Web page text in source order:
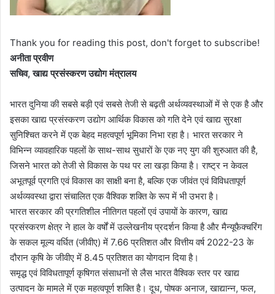
Thank you for reading this post, don't forget to subscribe!
अनीता प्रवीण
सचिव, खाद्य प्रसंस्करण उद्योग मंत्रालय
भारत दुनिया की सबसे बड़ी एवं सबसे तेजी से बढ़ती अर्थव्यवस्थाओं में से एक है और
इसका खाद्य प्रसंस्करण उद्योग आर्थिक विकास को गति देने एवं खाद्य सुरक्षा
सुनिश्चित करने में एक बेहद महत्वपूर्ण भूमिका निभा रहा है। भारत सरकार ने
विभिन्न व्यावहारिक पहलों के साथ-साथ सुधारों के एक नए युग की शुरुआत की है,
जिसने भारत को तेजी से विकास के पथ पर ला खड़ा किया है। राष्ट्र न केवल
अभूतपूर्व प्रगति एवं विकास का साक्षी बना है, बल्कि एक जीवंत एवं विविधतापूर्ण
अर्थव्यवस्था द्वारा संचालित एक वैश्विक शक्ति के रूप में भी उभरा है।
भारत सरकार की प्रगतिशील नीतिगत पहलों एवं उपायों के कारण, खाद्य
प्रसंस्करण क्षेत्र ने हाल के वर्षों में उल्लेखनीय प्रदर्शन किया है और मैन्यूफैक्चरिंग
के सकल मूल्य वर्धित (जीवीए) में 7.66 प्रतिशत और वित्तीय वर्ष 2022-23 के
दौरान कृषि के जीवीए में 8.45 प्रतिशत का योगदान दिया है।
समृद्ध एवं विविधतापूर्ण कृषिगत संसाधनों से लैस भारत वैश्विक स्तर पर खाद्य
उत्पादन के मामले में एक महत्वपूर्ण शक्ति है। दूध, पोषक अनाज, खाद्यान्न, फल,